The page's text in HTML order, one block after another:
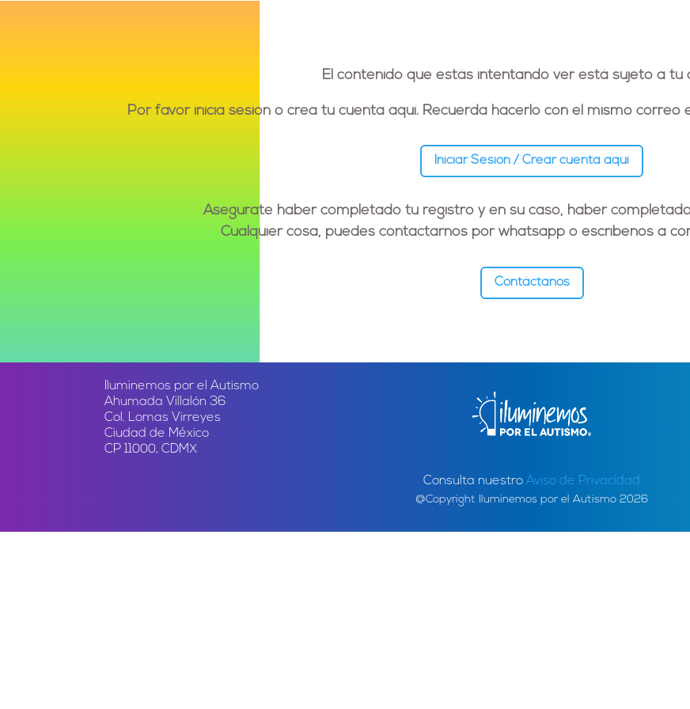
El contenido que estás intentando ver está sujeto a tu
Por favor inicia sesión o crea tu cuenta aquí. Recuerda hacerlo con el mismo correo
Iniciar Sesión / Crear cuenta aquí
Asegúrate haber completado tu registro y en su caso, haber
Cualquier cosa, puedes contactarnos por whatsapp o escríbenos a
Contáctanos
Iluminemos por el Autismo
Ahumada Villalón 36
Col. Lomas Virreyes
Ciudad de México
CP 11000, CDMX
Consulta nuestro Aviso de Privacidad
@Copyright Iluminemos por el Autismo 2026